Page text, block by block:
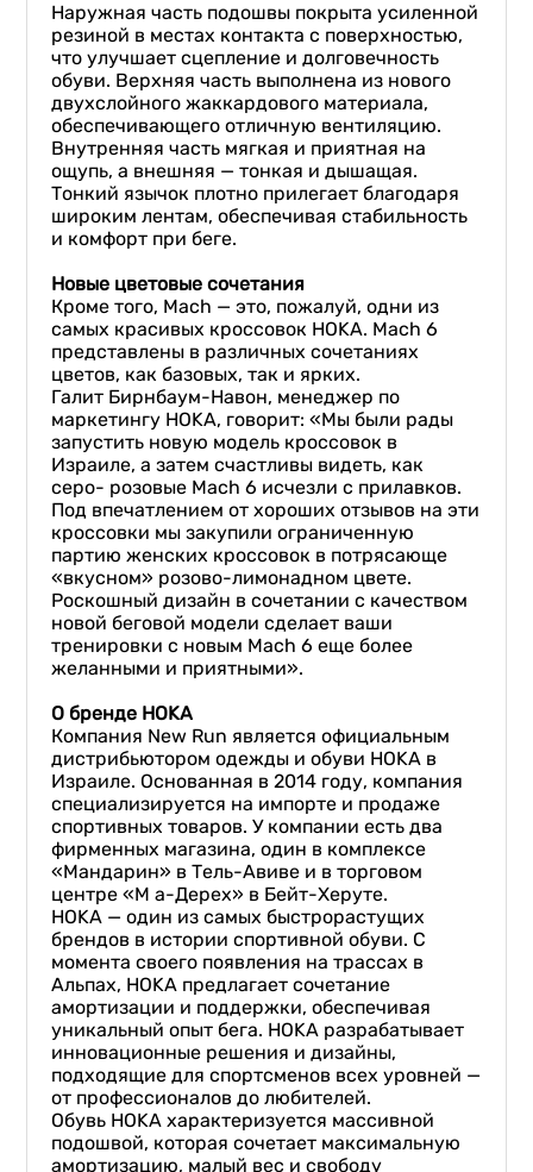
Наружная часть подошвы покрыта усиленной
резиной в местах контакта с поверхностью,
что улучшает сцепление и долговечность
обуви. Верхняя часть выполнена из нового
двухслойного жаккардового материала,
обеспечивающего отличную вентиляцию.
Внутренняя часть мягкая и приятная на
ощупь, а внешняя — тонкая и дышащая.
Тонкий язычок плотно прилегает благодаря
широким лентам, обеспечивая стабильность
и комфорт при беге.
Новые цветовые сочетания
Кроме того, Mach — это, пожалуй, одни из
самых красивых кроссовок HOKA. Mach 6
представлены в различных сочетаниях
цветов, как базовых, так и ярких.
Галит Бирнбаум-Навон, менеджер по
маркетингу HOKA, говорит: «Мы были рады
запустить новую модель кроссовок в
Израиле, а затем счастливы видеть, как
серо- розовые Mach 6 исчезли с прилавков.
Под впечатлением от хороших отзывов на эти
кроссовки мы закупили ограниченную
партию женских кроссовок в потрясающе
«вкусном» розово-лимонадном цвете.
Роскошный дизайн в сочетании с качеством
новой беговой модели сделает ваши
тренировки с новым Mach 6 еще более
желанными и приятными».
О бренде HOKA
Компания New Run является официальным
дистрибьютором одежды и обуви HOKA в
Израиле. Основанная в 2014 году, компания
специализируется на импорте и продаже
спортивных товаров. У компании есть два
фирменных магазина, один в комплексе
«Мандарин» в Тель-Авиве и в торговом
центре «М а-Дерех» в Бейт-Херуте.
HOKA — один из самых быстрорастущих
брендов в истории спортивной обуви. С
момента своего появления на трассах в
Альпах, HOKA предлагает сочетание
амортизации и поддержки, обеспечивая
уникальный опыт бега. HOKA разрабатывает
инновационные решения и дизайны,
подходящие для спортсменов всех уровней —
от профессионалов до любителей.
Обувь HOKA характеризуется массивной
подошвой, которая сочетает максимальную
амортизацию, малый вес и свободу